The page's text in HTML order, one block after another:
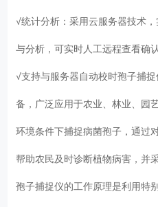
√统计分析：采用云服务器技术
与分析，可实时人工远程查看确
√支持与服务器自动校时孢子捕
备，广泛应用于农业、林业、园
环境条件下捕捉病菌孢子，通过
帮助农民及时诊断植物病害，并
孢子捕捉仪的工作原理是利用特